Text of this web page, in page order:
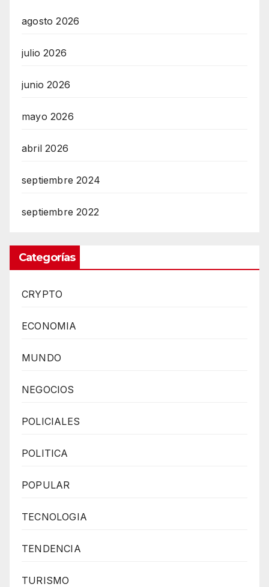
agosto 2026
julio 2026
junio 2026
mayo 2026
abril 2026
septiembre 2024
septiembre 2022
Categorías
CRYPTO
ECONOMIA
MUNDO
NEGOCIOS
POLICIALES
POLITICA
POPULAR
TECNOLOGIA
TENDENCIA
TURISMO